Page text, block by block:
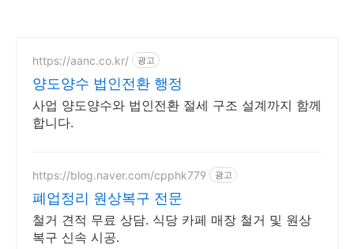
https://aanc.co.kr/ 광고
양도양수 법인전환 행정
사업 양도양수와 법인전환 절세 구조 설계까지 함께
합니다.
https://blog.naver.com/cpphk779 광고
폐업정리 원상복구 전문
철거 견적 무료 상담. 식당 카페 매장 철거 및 원상
복구 신속 시공.